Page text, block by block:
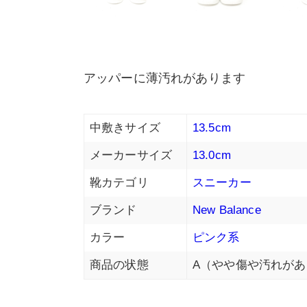
アッパーに薄汚れがあります
中敷きサイズ 13.5cm
メーカーサイズ 13.0cm
靴カテゴリ スニーカー
ブランド New Balance
カラー ピンク系
商品の状態 A（やや傷や汚れが